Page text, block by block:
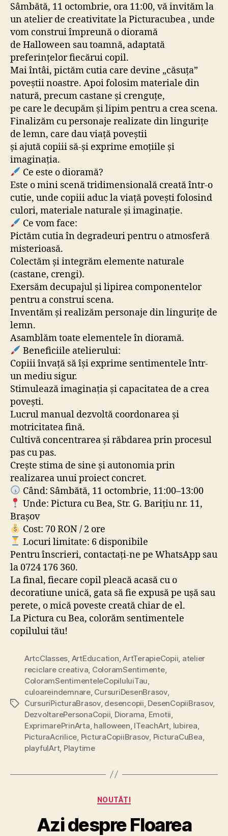
Sâmbătă, 11 octombrie, ora 11:00, vă invităm la
un atelier de creativitate la Picturacubea , unde
vom construi împreună o dioramă
de Halloween sau toamnă, adaptată
preferințelor fiecărui copil.
Mai întâi, pictăm cutia care devine „căsuța”
poveștii noastre. Apoi folosim materiale din
natură, precum castane și crenguțe,
pe care le decupăm și lipim pentru a crea scena.
Finalizăm cu personaje realizate din lingurițe
de lemn, care dau viață poveștii
și ajută copiii să-și exprime emoțiile și
imaginația.
Ce este o dioramă?
Este o mini scenă tridimensională creată într-o
cutie, unde copiii aduc la viață povești folosind
culori, materiale naturale și imaginație.
Ce vom face:
Pictăm cutia în degradeuri pentru o atmosferă
misterioasă.
Colectăm și integrăm elemente naturale
(castane, crengi).
Exersăm decupajul și lipirea componentelor
pentru a construi scena.
Inventăm și realizăm personaje din lingurițe de
lemn.
Asamblăm toate elementele în dioramă.
Beneficiile atelierului:
Copiii învață să își exprime sentimentele într-
un mediu sigur.
Stimulează imaginația și capacitatea de a crea
povești.
Lucrul manual dezvoltă coordonarea și
motricitatea fină.
Cultivă concentrarea și răbdarea prin procesul
pas cu pas.
Crește stima de sine și autonomia prin
realizarea unui proiect concret.
Când: Sâmbătă, 11 octombrie, 11:00–13:00
Unde: Pictura cu Bea, Str. G. Barițiu nr. 11,
Brașov
Cost: 70 RON / 2 ore
Locuri limitate: 6 disponibile
Pentru înscrieri, contactați-ne pe WhatsApp sau
la 0724 176 360.
La final, fiecare copil pleacă acasă cu o
decoratiune unică, gata să fie expusă pe ușă sau
perete, o mică poveste creată chiar de el.
La Pictura cu Bea, colorăm sentimentele
copilului tău!
Etichete
ArtcClasses ArtEducation ,ArtTerapieCopii atelier
reciclare creativa ColoramSentimente,
ColoramSentimenteleCopiluluiTau
culoareindemnare, CursuriDesenBrasov,
CursuriPicturaBrasov, desencopii DesenCopiiBrasov,
DezvoltarePersonaCopii Diorama Emotii
ExprimarePrinArta halloween ITeachArt Iubirea
PicturaAcrilice PicturaCopiiBrasov PicturaCuBea
playfulArt, Playtime
Categorii
NOUTĂȚI
Azi despre Floarea